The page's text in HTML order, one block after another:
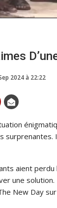
2024 à 22:22
aient perdu
une solution.
New Day